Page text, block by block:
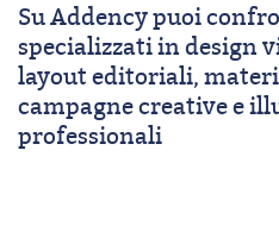
Su Addency puoi
specializzati in design
layout editoriali,
campagne creative e
professionali